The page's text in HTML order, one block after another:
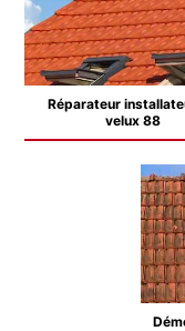
Réparateur
velux 88